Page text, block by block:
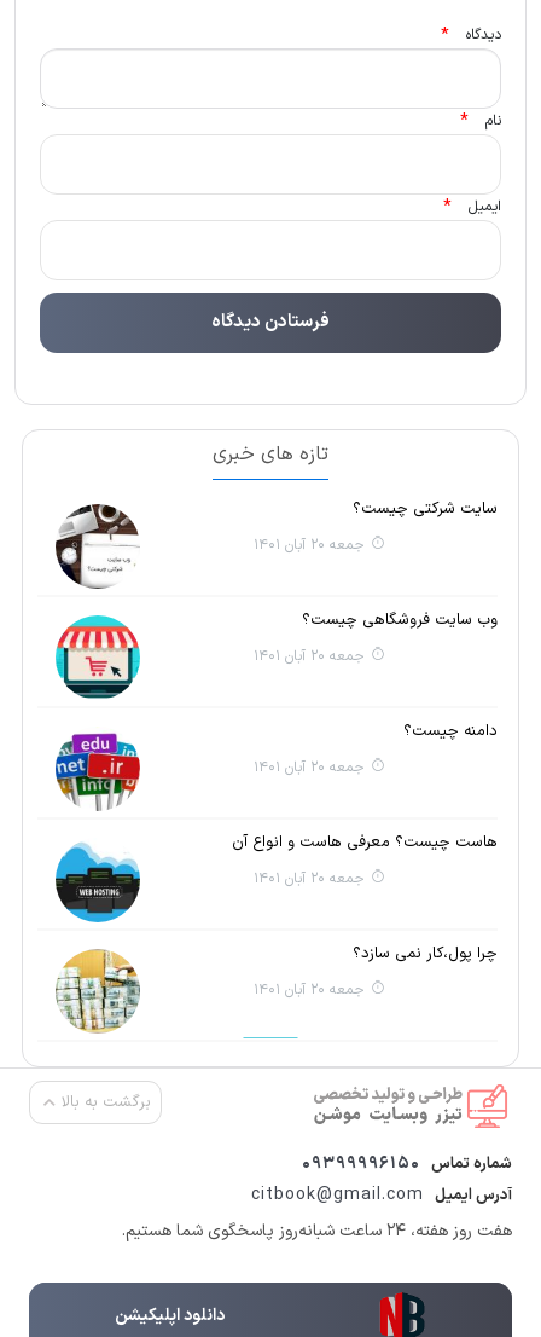
دیدگاه *
نام *
ایمیل *
تازه های خبری
سایت شرکتی چیست؟
جمعه 20 آبان 1401
وب سایت فروشگاهی چیست؟
جمعه 20 آبان 1401
دامنه چیست؟
جمعه 20 آبان 1401
هاست چیست؟ معرفی هاست و انواع آن
جمعه 20 آبان 1401
چرا پول،کار نمی سازد؟
جمعه 20 آبان 1401
برگشت به بالا
شماره تماس 09399996150
آدرس ایمیل citbook@gmail.com
هفت روز هفته، ۲۴ ساعت شبانه‌روز پاسخگوی شما هستیم.
دانلود اپلیکیشن